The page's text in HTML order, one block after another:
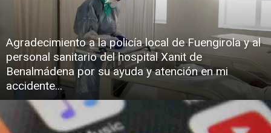
Agradecimiento a la policía local de Fuengirola y al
personal sanitario del hospital Xanit de
Benalmádena por su ayuda y atención en mi
accidente...